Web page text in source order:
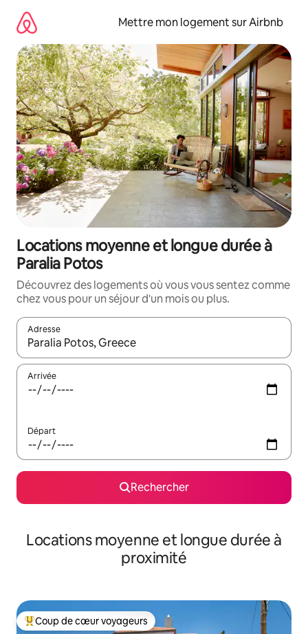
directement
contenu
Mettre mon logement sur Airbnb
Locations moyenne et longue durée à
Paralia Potos
Découvrez des logements où vous vous sentez comme
chez vous pour un séjour d'un mois ou plus.
Adresse
Lorsque les résultats s'affichent, utilisez les flèches vers le
Arrivée
Départ
Rechercher
Locations moyenne et longue durée à
proximité
Coups de cœur voyageurs les plus appréciés
Coup de cœur voyageurs